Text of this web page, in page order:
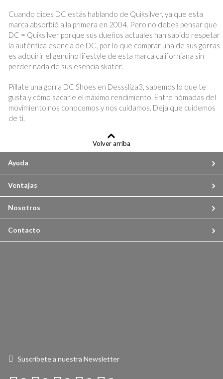
Cuando dices DC estás hablando de Quiksilver, ya que esta
marca absorbió a la primera en 2004. Pero no debes pensar que
DC = Quiksilver porque sus dueños actuales han sabido respetar
la auténtica esencia de DC, por lo que comprar una de sus gorras
es adquirir el genuino lifestyle de esta marca californiana sin
perder nada de sus esencia skater.
Píllate una gorra DC Shoes en Desssliza3, sabemos lo que te
gusta y cómo sacarle el máximo rendimiento. Entre nómadas del
movimiento nos conocemos y nos cuidamos. Deja que cuidemos
de ti.
Volver arriba
Ayuda
Ventajas
Nosotros
Contacto
Suscríbete a nuestra Newsletter